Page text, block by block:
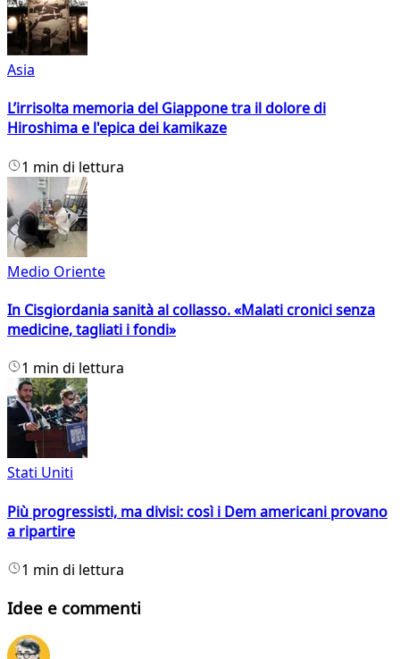
Asia
L’irrisolta memoria del Giappone tra il dolore di
Hiroshima e l'epica dei kamikaze
1 min di lettura
Medio Oriente
In Cisgiordania sanità al collasso. «Malati cronici senza
medicine, tagliati i fondi»
1 min di lettura
Stati Uniti
Più progressisti, ma divisi: così i Dem americani provano
a ripartire
1 min di lettura
Idee e commenti